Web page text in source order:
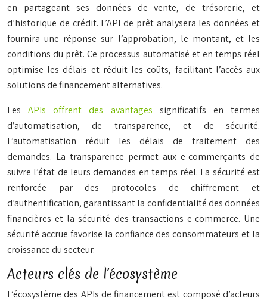
en partageant ses données de vente, de trésorerie, et
d’historique de crédit. L’API de prêt analysera les données et
fournira une réponse sur l’approbation, le montant, et les
conditions du prêt. Ce processus automatisé et en temps réel
optimise les délais et réduit les coûts, facilitant l’accès aux
solutions de financement alternatives.
LesAPIs offrent des avantages significatifs en termes
d’automatisation, de transparence, et de sécurité.
L’automatisation réduit les délais de traitement des
demandes. La transparence permet aux e-commerçants de
suivre l’état de leurs demandes en temps réel. La sécurité est
renforcée par des protocoles de chiffrement et
d’authentification, garantissant la confidentialité des données
financières et la sécurité des transactions e-commerce. Une
sécurité accrue favorise la confiance des consommateurs et la
croissance du secteur.
Acteurs clés de l’écosystème
L’écosystème des APIs de financement est composé d’acteurs